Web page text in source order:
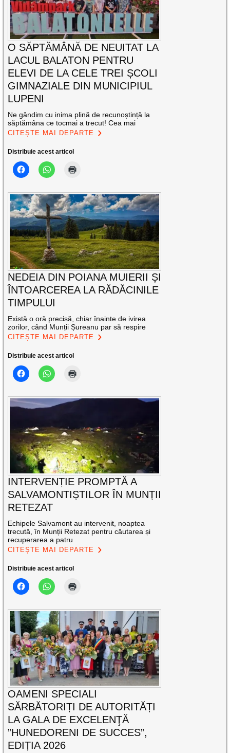
O SĂPTĂMÂNĂ DE NEUITAT LA
LACUL BALATON PENTRU
ELEVI DE LA CELE TREI ȘCOLI
GIMNAZIALE DIN MUNICIPIUL
LUPENI
Ne gândim cu inima plină de recunoștință la
săptămâna ce tocmai a trecut! Cea mai
CITEȘTE MAI DEPARTE
Distribuie acest articol
NEDEIA DIN POIANA MUIERII ȘI
ÎNTOARCEREA LA RĂDĂCINILE
TIMPULUI
Există o oră precisă, chiar înainte de ivirea
zorilor, când Munții Șureanu par să respire
CITEȘTE MAI DEPARTE
Distribuie acest articol
INTERVENȚIE PROMPTĂ A
SALVAMONTIȘTILOR ÎN MUNȚII
RETEZAT
Echipele Salvamont au intervenit, noaptea
trecută, în Munții Retezat pentru căutarea și
recuperarea a patru
CITEȘTE MAI DEPARTE
Distribuie acest articol
OAMENI SPECIALI
SĂRBĂTORIȚI DE AUTORITĂȚI
LA GALA DE EXCELENŢĂ
”HUNEDORENI DE SUCCES”,
EDIȚIA 2026